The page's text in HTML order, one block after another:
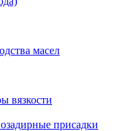
масел
вязкости
присадки